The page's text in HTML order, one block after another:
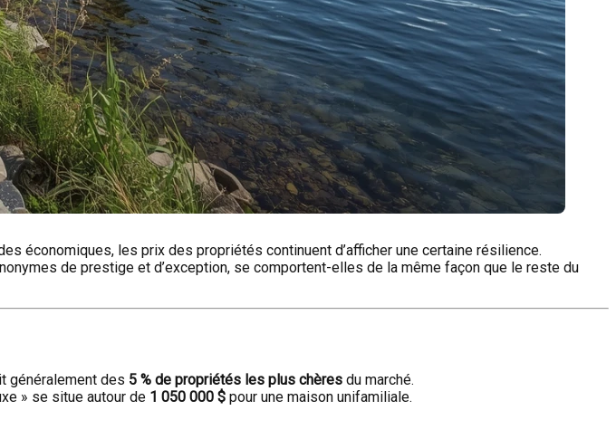
économiques, les prix des propriétés continuent d’afficher une certaine résilience.
de prestige et d’exception, se comportent-elles de la même façon que le reste du
généralement des 5 % de propriétés les plus chères du marché.
» se situe autour de 1 050 000 $ pour une maison unifamiliale.